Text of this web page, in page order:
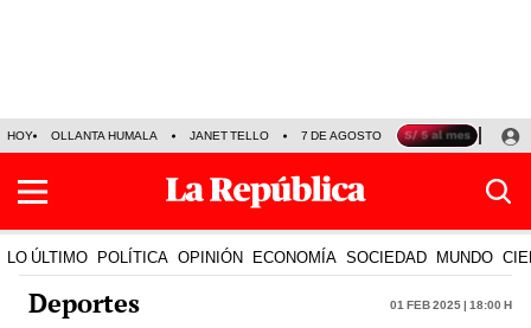
HOY OLLANTA HUMALA JANET TELLO 7 DE AGOSTO TINKA RESULTADOS
LO ÚLTIMO POLÍTICA OPINIÓN ECONOMÍA SOCIEDAD MUNDO
Deportes 01 Feb 2025 | 18:00 h